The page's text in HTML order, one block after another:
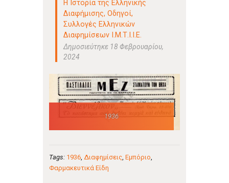
Η Ιστορία της Ελληνικής
Διαφήμισης,Οδηγοί,
Συλλογές Ελληνικών
Διαφημίσεων Ι.Μ.Τ.Ι.Ι.Ε.
Δημοσιεύτηκε 18 Φεβρουαρίου,
2024
1936
Tags: 1936, Διαφημίσεις, Εμπόριο,
Φαρμακευτικά Είδη